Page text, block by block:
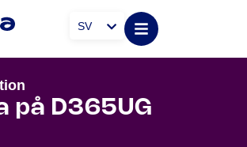
SV
på D365UG